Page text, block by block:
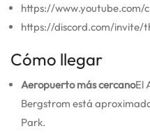
https://www.youtube.com/
https://discord.com/invite/
Cómo llegar
Aeropuerto más cercanoEl
Bergstrom está
Park.